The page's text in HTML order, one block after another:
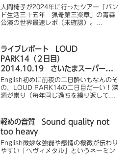
人間椅子が2024年に行ったツアー「バン
ド生活三十五年 猟奇第三楽章」の青森
公演の世界最速レポ（未確認）。
す。
ライブレポート LOUD
PARK14（２日目）
2014.10.19 さいたまスーパーアリ
ーナ
English初めに前夜の二日酔いもなんのそ
の、LOUD PARK14の二日目だーい！深
酒が祟り（毎年同じ過ちを繰り返してい
Arionあら？ 何だか格好良いじゃない
の...
軽めの音質 Sound quality not
too heavy
English微妙な強弱や感情の機微が伝わり
やすい「ヘヴィメタル」というネーミン